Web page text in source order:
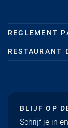
REGLEMENT
RESTAURANT
BLIJF OP
Schrijf je in